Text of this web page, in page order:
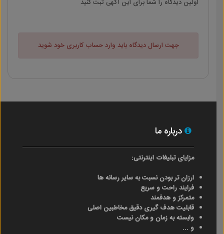
اولین دیدگاه را شما برای این آگهی ثبت کنید
جهت ارسال دیدگاه باید وارد حساب کاربری خود شوید
درباره ما
مزایای تبلیغات اینترنتی:
ارزان تر بودن نسبت به سایر رسانه ها
فرایند راحت و سریع
متمرکز و هدفمند
قابلیت هدف گیری دقیق مخاطبین اصلی
وابسته به زمان و مکان نیست
و ...